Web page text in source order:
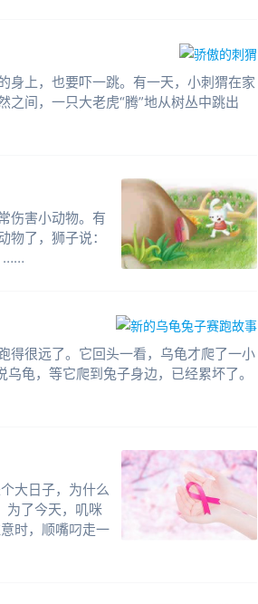
身上，也要吓一跳。有一天，小刺猬在家
间，一只大老虎“腾”地从树丛中跳出
伤害小动物。有
了，狮子说：
……
得很远了。它回头一看，乌龟才爬了一小
龟，等它爬到兔子身边，已经累坏了。
大日子，为什么
为了今天，叽咪
时，顺嘴叼走一